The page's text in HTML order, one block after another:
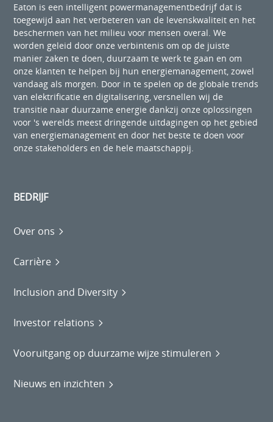
Eaton is een intelligent powermanagementbedrijf dat is
toegewijd aan het verbeteren van de levenskwaliteit en het
beschermen van het milieu voor mensen overal. We
worden geleid door onze verbintenis om op de juiste
manier zaken te doen, duurzaam te werk te gaan en om
onze klanten te helpen bij hun energiemanagement, zowel
vandaag als morgen. Door in te spelen op de globale trends
van elektrificatie en digitalisering, versnellen wij de
transitie naar duurzame energie dankzij onze oplossingen
voor 's werelds meest dringende uitdagingen op het gebied
van energiemanagement en door het beste te doen voor
onze stakeholders en de hele maatschappij.
BEDRIJF
Over ons
Carrière
Inclusion and Diversity
Investor relations
Vooruitgang op duurzame wijze stimuleren
Nieuws en inzichten